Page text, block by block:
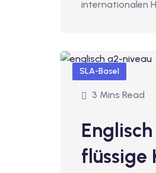
internationalen
SLA-Basel
3 Mins Read
flüssige